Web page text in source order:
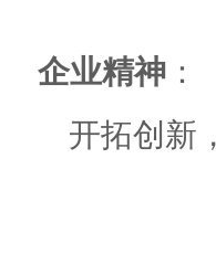
企业精神 ：
开拓创新